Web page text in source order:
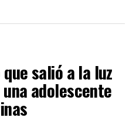
salió a la luz
adolescente